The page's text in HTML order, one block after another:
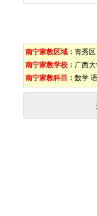
南宁家教区域： 靑秀区
南宁家教学校： 广西
南宁家教科目： 数学